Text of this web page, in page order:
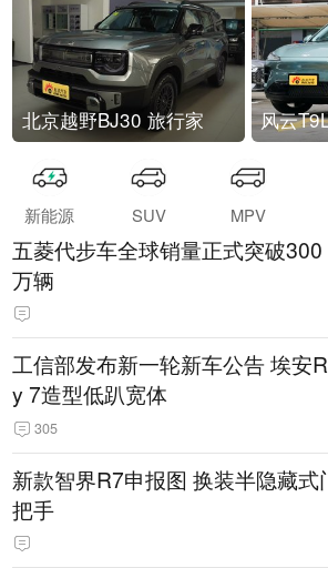
北京越野BJ30 旅行家 风云
新能源 SUV MPV
五菱代步车全球销量正式突破300
万辆
工信部发布新一轮新车公告 埃安
y 7造型低趴宽体
305
新款智界R7申报图 换装半隐藏式
把手